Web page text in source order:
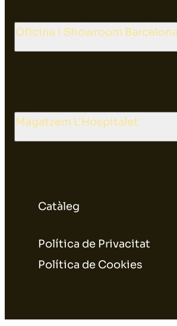
Catàleg
Política de Privacitat
Política de Cookies
Oficina i Showroom Barcelona
Magatzem L'Hospitalet